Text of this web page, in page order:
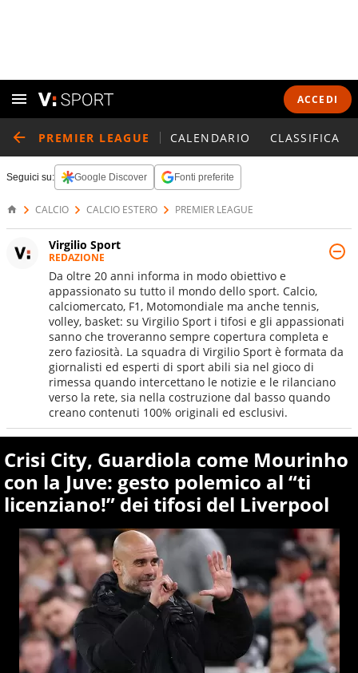
ACCEDI
PREMIER LEAGUE CALENDARIO CLASSIFICA
Seguici su: Google Discover Fonti preferite
CALCIO CALCIO ESTERO PREMIER LEAGUE
Virgilio Sport
REDAZIONE
Da oltre 20 anni informa in modo obiettivo e
appassionato su tutto il mondo dello sport. Calcio,
calciomercato, F1, Motomondiale ma anche tennis,
volley, basket: su Virgilio Sport i tifosi e gli appassionati
sanno che troveranno sempre copertura completa e
zero faziosità. La squadra di Virgilio Sport è formata da
giornalisti ed esperti di sport abili sia nel gioco di
rimessa quando intercettano le notizie e le rilanciano
verso la rete, sia nella costruzione dal basso quando
creano contenuti 100% originali ed esclusivi.
Crisi City, Guardiola come Mourinho
con la Juve: gesto polemico al “ti
licenziano!” dei tifosi del Liverpool